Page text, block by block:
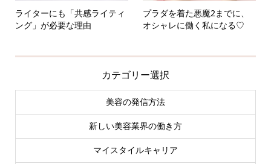
ライターにも「共感ライティ
ング」が必要な理由
プラダを着た悪魔2までに、
オシャレに働く私になる♡
カテゴリー選択
美容の発信方法
新しい美容業界の働き方
マイスタイルキャリア